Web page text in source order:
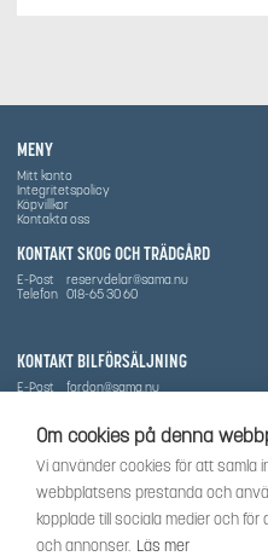
Om cookies på denna
Vi använder cookies för att samla
webbplatsens prestanda och
kopplade till sociala medier och
och annonser. Läs mer
MENY
Mitt konto
Integritetspolicy
Köpvillkor
Kontakta oss
KONTAKT SKOG OCH TRÄDGÅRD
E-Post
reservdelar@sama.nu
Telefon 018-65 30 60
KONTAKT BILFÖRSÄLJNING
E-Post
fordon@sama.nu
OM SÅMA
Vi har sedan 1970-talet levererat skog-och
har idag även ett brett utbud av dessa
Can-Am, Sea-Doo.
Vi är certifierad serviceverkstad.